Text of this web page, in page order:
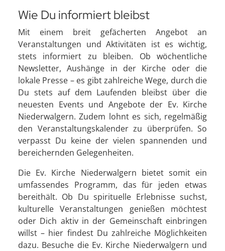
Wie Du informiert bleibst
Mit einem breit gefächerten Angebot an
Veranstaltungen und Aktivitäten ist es wichtig,
stets informiert zu bleiben. Ob wöchentliche
Newsletter, Aushänge in der Kirche oder die
lokale Presse – es gibt zahlreiche Wege, durch die
Du stets auf dem Laufenden bleibst über die
neuesten Events und Angebote der Ev. Kirche
Niederwalgern. Zudem lohnt es sich, regelmäßig
den Veranstaltungskalender zu überprüfen. So
verpasst Du keine der vielen spannenden und
bereichernden Gelegenheiten.
Die Ev. Kirche Niederwalgern bietet somit ein
umfassendes Programm, das für jeden etwas
bereithält. Ob Du spirituelle Erlebnisse suchst,
kulturelle Veranstaltungen genießen möchtest
oder Dich aktiv in der Gemeinschaft einbringen
willst – hier findest Du zahlreiche Möglichkeiten
dazu. Besuche die Ev. Kirche Niederwalgern und